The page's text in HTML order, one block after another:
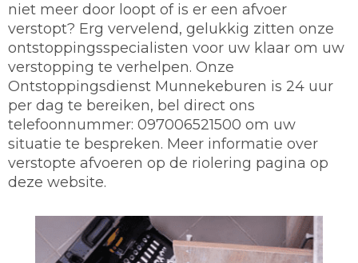
niet meer door loopt of is er een afvoer
verstopt? Erg vervelend, gelukkig zitten onze
ontstoppingsspecialisten voor uw klaar om uw
verstopping te verhelpen. Onze
Ontstoppingsdienst Munnekeburen is 24 uur
per dag te bereiken, bel direct ons
telefoonnummer: 097006521500 om uw
situatie te bespreken. Meer informatie over
verstopte afvoeren op de riolering pagina op
deze website.